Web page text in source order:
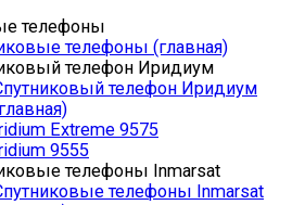
телефоны
телефоны (главная)
телефон Иридиум
телефон Иридиум
Extreme 9575
9555
телефоны Inmarsat
телефоны Inmarsat